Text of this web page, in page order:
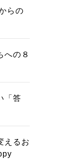
らの
への８
「答
えるお